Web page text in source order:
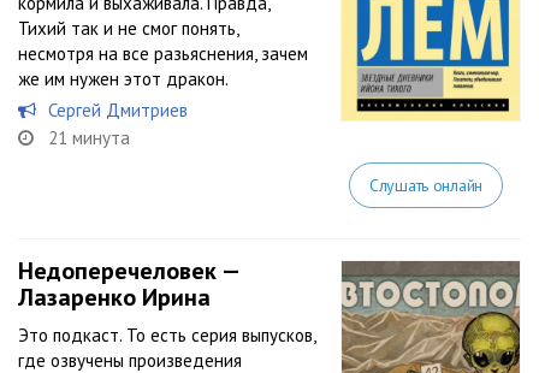
Тихий так и не смог понять,
несмотря на все разьяснения, зачем
же им нужен этот дракон.
Сергей Дмитриев
21 минута
Слушать онлайн
Недоперечеловек —
Лазаренко Ирина
Это подкаст. То есть серия выпусков,
где озвучены произведения